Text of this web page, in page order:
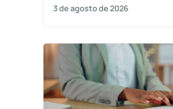
3 de agosto de 2026